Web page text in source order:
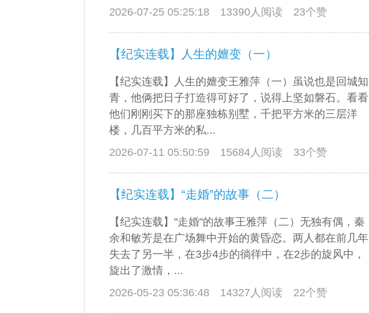
2026-07-25 05:25:18
13390人阅读 23个赞
【纪实连载】人生的嬗变（一）
【纪实连载】人生的嬗变王雅萍（一）虽说也是回城知
青，他俩把日子打造得可好了，说得上坚如磐石。看看
他们刚刚买下的那座独栋别墅，千把平方米的三层洋
楼，几百平方米的私...
2026-07-11 05:50:59
15684人阅读 33个赞
【纪实连载】“走婚”的故事（二）
【纪实连载】"走婚"的故事王雅萍（二）无独有偶，秦
余和敏芳是在广场舞中开始的黄昏恋。两人都在前几年
失去了另一半，在3步4步的徜徉中，在2步的旋风中，
旋出了激情，...
2026-05-23 05:36:48
14327人阅读 22个赞